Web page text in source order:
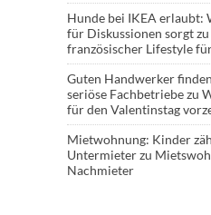
Hunde bei IKEA erlaubt:
für Diskussionen sorgtzu
französischer Lifestyle
Guten Handwerker
seriöse Fachbetriebezu
für den Valentinstag
Mietwohnung: Kinder
Untermieterzu
Nachmieter